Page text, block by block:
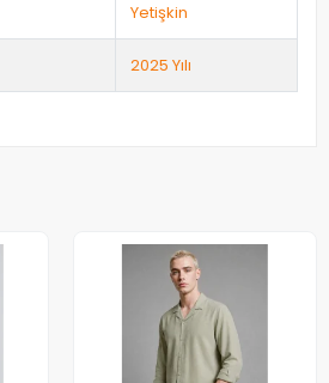
Yetişkin
2025 Yılı